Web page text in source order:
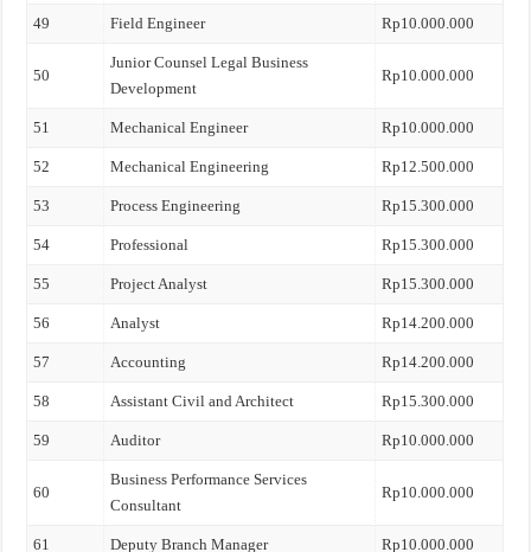
49 Field Engineer Rp10.000.000
50
Junior Counsel Legal Business
Development
Rp10.000.000
51 Mechanical Engineer Rp10.000.000
52 Mechanical Engineering Rp12.500.000
53 Process Engineering Rp15.300.000
54 Professional Rp15.300.000
55 Project Analyst Rp15.300.000
56 Analyst Rp14.200.000
57 Accounting Rp14.200.000
58 Assistant Civil and Architect Rp15.300.000
59 Auditor Rp10.000.000
60
Business Performance Services
Consultant
Rp10.000.000
61 Deputy Branch Manager Rp10.000.000